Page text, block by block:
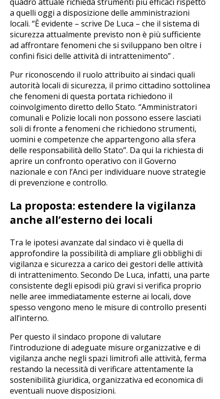
a quelli oggi a disposizione delle amministrazioni
locali. “È evidente – scrive De Luca – che il sistema di
sicurezza attualmente previsto non è più sufficiente
ad affrontare fenomeni che si sviluppano ben oltre i
confini fisici delle attività di intrattenimento” .
Pur riconoscendo il ruolo attribuito ai sindaci quali
autorità locali di sicurezza, il primo cittadino sottolinea
che fenomeni di questa portata richiedono il
coinvolgimento diretto dello Stato. “Amministratori
comunali e Polizie locali non possono essere lasciati
soli di fronte a fenomeni che richiedono strumenti,
uomini e competenze che appartengono alla sfera
delle responsabilità dello Stato”. Da qui la richiesta di
aprire un confronto operativo con il Governo
nazionale e con l’Anci per individuare nuove strategie
di prevenzione e controllo.
La proposta: estendere la vigilanza
anche all’esterno dei locali
Tra le ipotesi avanzate dal sindaco vi è quella di
approfondire la possibilità di ampliare gli obblighi di
vigilanza e sicurezza a carico dei gestori delle attività
di intrattenimento. Secondo De Luca, infatti, una parte
consistente degli episodi più gravi si verifica proprio
nelle aree immediatamente esterne ai locali, dove
spesso vengono meno le misure di controllo presenti
all’interno.
Per questo il sindaco propone di valutare
l’introduzione di adeguate misure organizzative e di
vigilanza anche negli spazi limitrofi alle attività, ferma
restando la necessità di verificare attentamente la
sostenibilità giuridica, organizzativa ed economica di
eventuali nuove disposizioni.